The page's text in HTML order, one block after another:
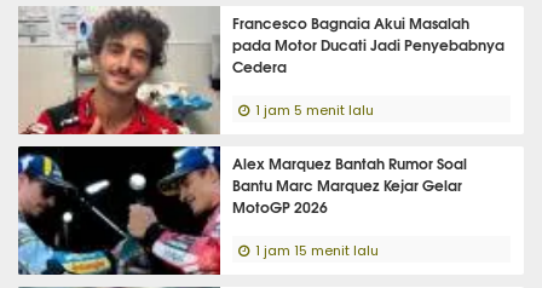
Francesco Bagnaia Akui Masalah
pada Motor Ducati Jadi Penyebabnya
Cedera
1 jam 5 menit lalu
Alex Marquez Bantah Rumor Soal
Bantu Marc Marquez Kejar Gelar
MotoGP 2026
1 jam 15 menit lalu